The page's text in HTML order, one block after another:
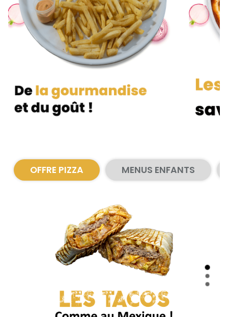
Zones de Livraison
OFFRE PIZZA MENUS ENFANTS